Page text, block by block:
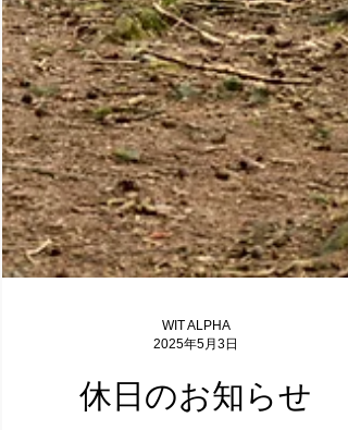
WIT ALPHA
2025年5月3日